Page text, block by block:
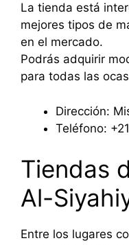
La tienda está
mejores tipos de
en el mercado.
Podrás adquirir
para todas las
Dirección:
Teléfono:
Tiendas
Al-
Entre los lugares